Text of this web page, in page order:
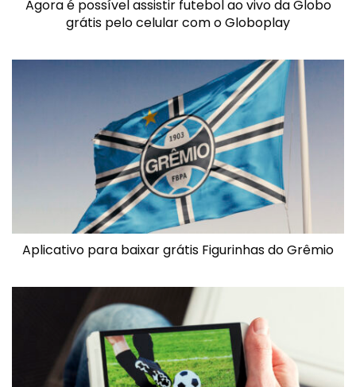
Agora é possível assistir futebol ao vivo da Globo
grátis pelo celular com o Globoplay
Aplicativo para baixar grátis Figurinhas do Grêmio